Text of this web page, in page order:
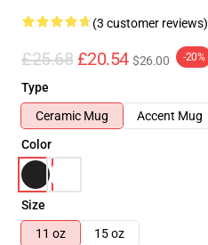
(3 customer reviews)
£25.68 £20.54 $26.00 -20%
Type
Ceramic Mug
Accent Mug
Color
Size
11 oz
15 oz